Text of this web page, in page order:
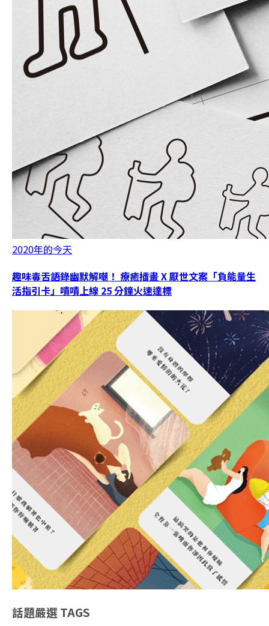
2020年的今天
趣味毒舌語錄幽默解嘲！ 療癒插畫 X 厭世文案「負能量生
活指引卡」嘖嘖上線 25 分鐘火速達標
話題嚴選 TAGS